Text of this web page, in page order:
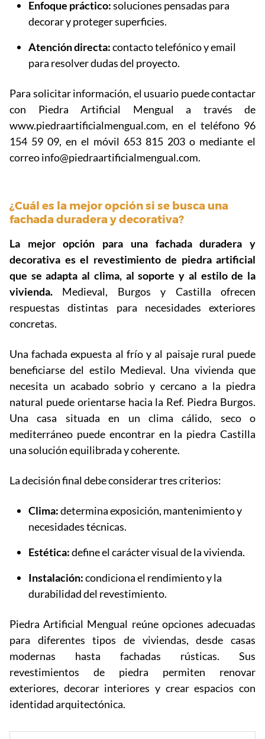
Enfoque práctico:soluciones pensadas para
decorar y proteger superficies.
Atención directa:contacto telefónico y email
para resolver dudas del proyecto.
Para solicitar información, el usuario puede contactar
con Piedra Artificial Mengual a través de
www.piedraartificialmengual.com, en el teléfono 96
154 59 09, en el móvil 653 815 203 o mediante el
correo info@piedraartificialmengual.com.
¿Cuál es la mejor opción si se busca una
fachada duradera y decorativa?
La mejor opción para una fachada duradera y
decorativa es el revestimiento de piedra artificial
que se adapta al clima, al soporte y al estilo de la
vivienda. Medieval, Burgos y Castilla ofrecen
respuestas distintas para necesidades exteriores
concretas.
Una fachada expuesta al frío y al paisaje rural puede
beneficiarse del estilo Medieval. Una vivienda que
necesita un acabado sobrio y cercano a la piedra
natural puede orientarse hacia la Ref. Piedra Burgos.
Una casa situada en un clima cálido, seco o
mediterráneo puede encontrar en la piedra Castilla
una solución equilibrada y coherente.
La decisión final debe considerar tres criterios:
Clima:determina exposición, mantenimiento y
necesidades técnicas.
Estética:define el carácter visual de la vivienda.
Instalación:condiciona el rendimiento y la
durabilidad del revestimiento.
Piedra Artificial Mengual reúne opciones adecuadas
para diferentes tipos de viviendas, desde casas
modernas hasta fachadas rústicas. Sus
revestimientos de piedra permiten renovar
exteriores, decorar interiores y crear espacios con
identidad arquitectónica.